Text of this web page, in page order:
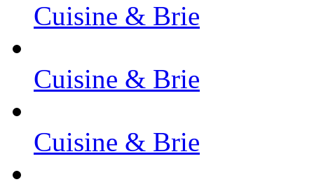
Cuisine & Brie
Cuisine & Brie
Cuisine & Brie